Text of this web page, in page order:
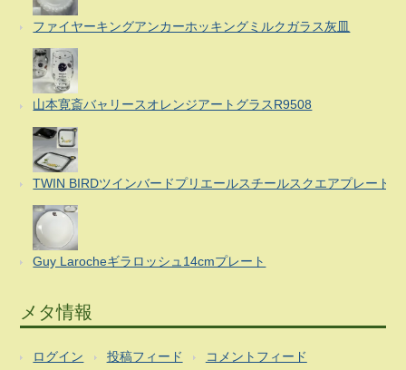
ファイヤーキングアンカーホッキングミルクガラス灰皿
山本寛斎バャリースオレンジアートグラスR9508
TWIN BIRDツインバードプリエールスチールスクエアプレート
Guy Larocheギラロッシュ14cmプレート
メタ情報
ログイン 投稿フィード コメントフィード